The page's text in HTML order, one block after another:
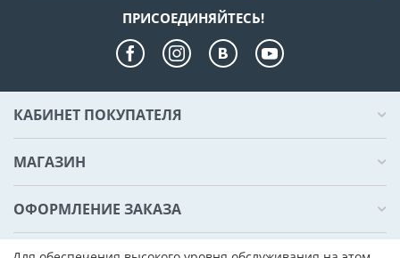
ПРИСОЕДИНЯЙТЕСЬ!
КАБИНЕТ ПОКУПАТЕЛЯ
МАГАЗИН
ОФОРМЛЕНИЕ ЗАКАЗА